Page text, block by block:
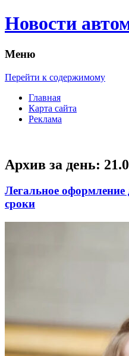
Новости
Меню
Перейти к содержимому
Главная
Карта сайта
Реклама
Архив за день:
Легальное
сроки